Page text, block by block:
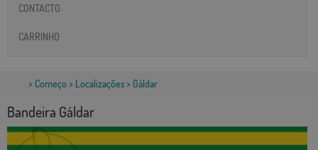
CONTACTO
CARRINHO
> Começo > Localizações> Gáldar
Bandeira Gáldar